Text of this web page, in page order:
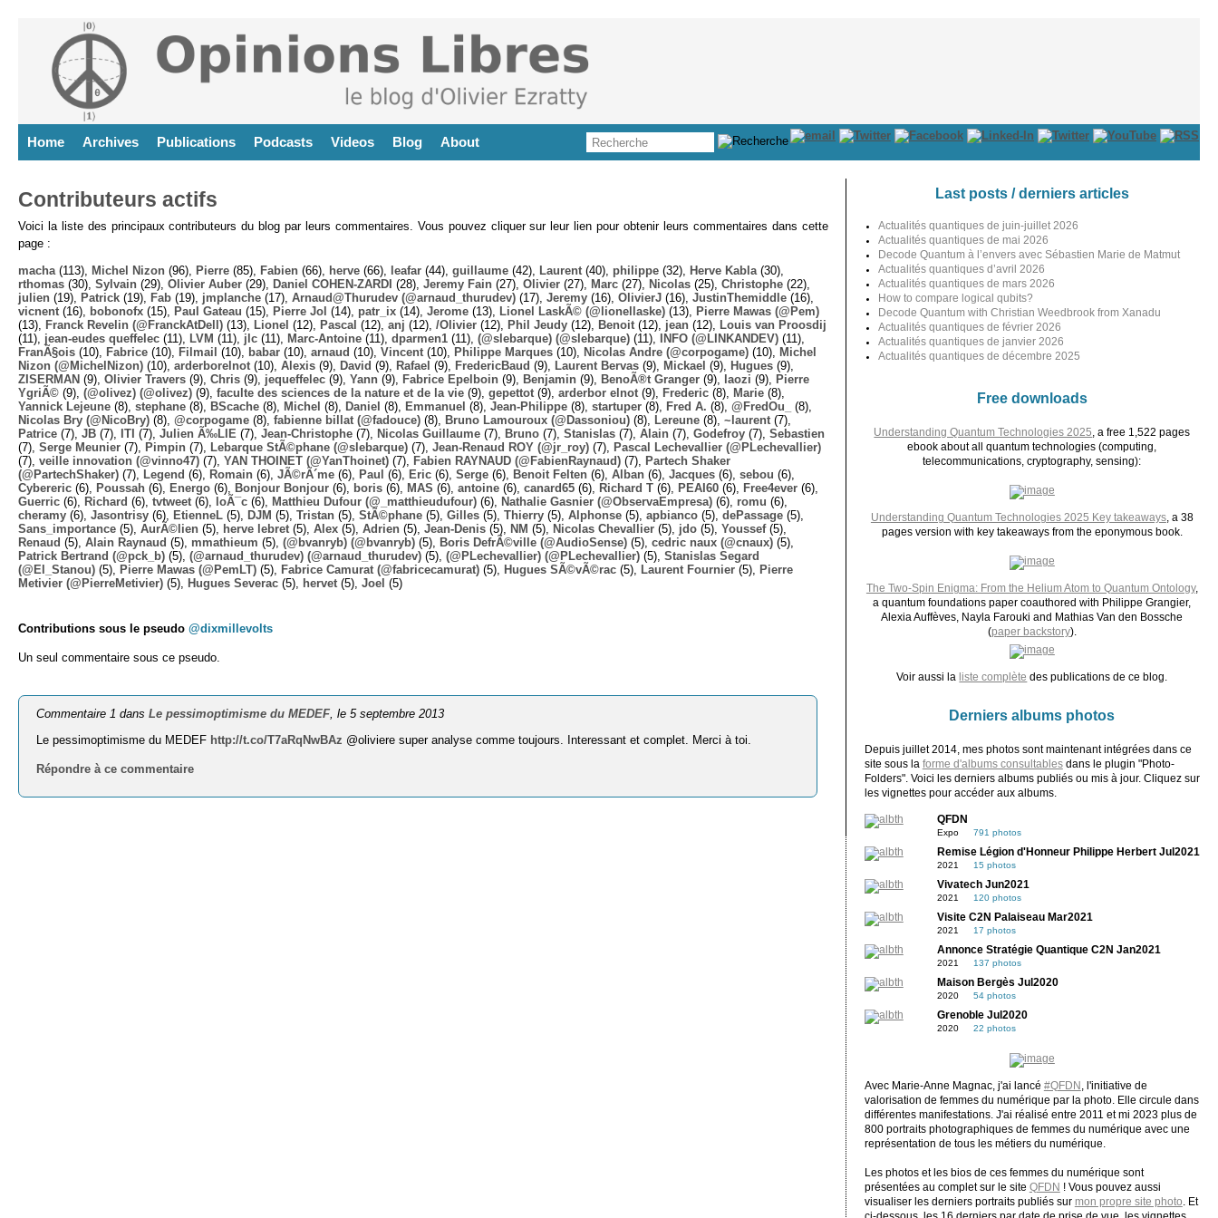
Home Archives Publications Podcasts Videos Blog About
Contributeurs actifs
Voici la liste des principaux contributeurs du blog par leurs commentaires. Vous pouvez cliquer sur leur lien pour obtenir leurs commentaires dans cette
page :
macha (113), Michel Nizon (96), Pierre (85), Fabien (66), herve (66), leafar (44), guillaume (42), Laurent (40), philippe (32), Herve Kabla (30),
rthomas (30), Sylvain (29), Olivier Auber (29), Daniel COHEN-ZARDI (28), Jeremy Fain (27), Olivier (27), Marc (27), Nicolas (25), Christophe (22),
julien (19), Patrick (19), Fab (19), jmplanche (17), Arnaud@Thurudev (@arnaud_thurudev) (17), Jeremy (16), OlivierJ (16), JustinThemiddle (16),
vicnent (16), bobonofx (15), Paul Gateau (15), Pierre Jol (14), patr_ix (14), Jerome (13), Lionel LaskÃ© (@lionellaske) (13),
Pierre Mawas (@Pem)
(13),
Franck Revelin (@FranckAtDell) (13), Lionel (12), Pascal (12), anj (12), /Olivier (12), Phil Jeudy (12), Benoit (12), jean (12),
Louis van Proosdij
(11), jean-eudes queffelec (11), LVM (11), jlc (11), Marc-Antoine (11), dparmen1 (11), (@slebarque) (@slebarque) (11), INFO (@LINKANDEV) (11),
FranÃ§ois (10), Fabrice (10), Filmail (10), babar (10), arnaud (10), Vincent (10), Philippe Marques (10), Nicolas Andre (@corpogame) (10),
Michel
Nizon (@MichelNizon) (10), arderborelnot (10), Alexis (9), David (9), Rafael (9), FredericBaud (9), Laurent Bervas (9), Mickael (9), Hugues (9),
ZISERMAN (9), Olivier Travers (9), Chris (9), jequeffelec (9), Yann (9), Fabrice Epelboin (9), Benjamin (9), BenoÃ®t Granger (9), laozi (9),
Pierre
YgriÃ© (9), (@olivez) (@olivez) (9), faculte des sciences de la nature et de la vie (9), gepettot (9), arderbor elnot (9), Frederic (8), Marie (8),
Yannick Lejeune (8), stephane (8), BScache (8), Michel (8), Daniel (8), Emmanuel (8), Jean-Philippe (8), startuper (8), Fred A. (8), @FredOu_
(8),
Nicolas Bry (@NicoBry) (8), @corpogame (8), fabienne billat (@fadouce) (8), Bruno Lamouroux (@Dassoniou) (8), Lereune (8), ~laurent (7),
Patrice (7), JB (7), ITI (7), Julien Ã‰LIE (7), Jean-Christophe (7), Nicolas Guillaume (7), Bruno (7), Stanislas (7), Alain (7), Godefroy (7), Sebastien
(7), Serge Meunier (7), Pimpin (7), Lebarque StÃ©phane (@slebarque) (7), Jean-Renaud ROY (@jr_roy) (7),
Pascal Lechevallier (@PLechevallier)
(7), veille innovation (@vinno47) (7), YAN THOINET (@YanThoinet) (7), Fabien RAYNAUD (@FabienRaynaud) (7),
Partech Shaker
(@PartechShaker) (7), Legend (6), Romain (6), JÃ©rÃ´me (6), Paul (6), Eric (6), Serge (6), Benoit Felten (6), Alban (6), Jacques (6), sebou (6),
Cybereric (6), Poussah (6), Energo (6), Bonjour Bonjour (6), boris (6), MAS (6), antoine (6), canard65 (6), Richard T (6), PEAI60 (6), Free4ever (6),
Guerric (6), Richard (6), tvtweet (6), loÃ¯c (6), Matthieu Dufour (@_matthieudufour) (6), Nathalie Gasnier (@ObservaEmpresa) (6), romu (6),
cheramy (6), Jasontrisy (6), EtienneL (5), DJM (5), Tristan (5), StÃ©phane (5), Gilles (5), Thierry (5), Alphonse (5), apbianco (5), dePassage (5),
Sans_importance (5), AurÃ©lien (5), herve lebret (5), Alex (5), Adrien (5), Jean-Denis (5), NM (5), Nicolas Chevallier (5), jdo (5), Youssef(5),
Renaud (5), Alain Raynaud (5), mmathieum (5), (@bvanryb) (@bvanryb) (5), Boris DefrÃ©ville (@AudioSense) (5), cedric naux (@cnaux) (5),
Patrick Bertrand (@pck_b) (5), (@arnaud_thurudev) (@arnaud_thurudev) (5), (@PLechevallier) (@PLechevallier) (5), Stanislas Segard
(@El_Stanou) (5), Pierre Mawas (@PemLT) (5), Fabrice Camurat (@fabricecamurat) (5), Hugues SÃ©vÃ©rac (5), Laurent Fournier (5),
Pierre
Metivier (@PierreMetivier) (5), Hugues Severac (5), hervet (5), Joel (5)
Contributions sous le pseudo @dixmillevolts
Un seul commentaire sous ce pseudo.
Commentaire 1 dansLe pessimoptimisme du MEDEF , le 5 septembre 2013
Le pessimoptimisme du MEDEF http://t.co/T7aRqNwBAz @oliviere super analyse comme toujours. Interessant et complet. Merci à toi.
Répondre à ce commentaire
Last posts / derniers articles
Actualités quantiques de juin-juillet 2026
Actualités quantiques de mai 2026
Decode Quantum à l’envers avec Sébastien Marie de Matmut
Actualités quantiques d’avril 2026
Actualités quantiques de mars 2026
How to compare logical qubits?
Decode Quantum with Christian Weedbrook from Xanadu
Actualités quantiques de février 2026
Actualités quantiques de janvier 2026
Actualités quantiques de décembre 2025
Free downloads
Understanding Quantum Technologies 2025 , a free 1,522 pages
ebook about all quantum technologies (computing,
telecommunications, cryptography, sensing):
Understanding Quantum Technologies 2025 Key takeaways, a 38
pages version with key takeaways from the eponymous book.
The Two-Spin Enigma: From the Helium Atom to Quantum Ontology,
a quantum foundations paper coauthored with Philippe Grangier,
Alexia Auffèves, Nayla Farouki and Mathias Van den Bossche
(paper backstory).
Voir aussi la liste complète des publications de ce blog.
Derniers albums photos
Depuis juillet 2014, mes photos sont maintenant intégrées dans ce
site sous la forme d'albums consultablesdans le plugin "Photo-
Folders". Voici les derniers albums publiés ou mis à jour. Cliquez sur
les vignettes pour accéder aux albums.
QFDN
Expo 791 photos
Remise Légion d'Honneur Philippe Herbert Jul2021
2021 15 photos
Vivatech Jun2021
2021 120 photos
Visite C2N Palaiseau Mar2021
2021 17 photos
Annonce Stratégie Quantique C2N Jan2021
2021 137 photos
Maison Bergès Jul2020
2020 54 photos
Grenoble Jul2020
2020 22 photos
Avec Marie-Anne Magnac, j'ai lancé #QFDN
, l'initiative de
valorisation de femmes du numérique par la photo. Elle circule dans
différentes manifestations. J'ai réalisé entre 2011 et mi 2023 plus de
800 portraits photographiques de femmes du numérique avec une
représentation de tous les métiers du numérique.
Les photos et les bios de ces femmes du numérique sont
présentées au complet sur le site QFDN ! Vous pouvez aussi
visualiser les derniers portraits publiés sur mon propre site photo . Et
ci-dessous, les 16 derniers par date de prise de vue, les vignettes